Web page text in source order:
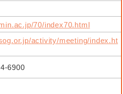
70/index70.html
activity/meeting/index.ht
6900